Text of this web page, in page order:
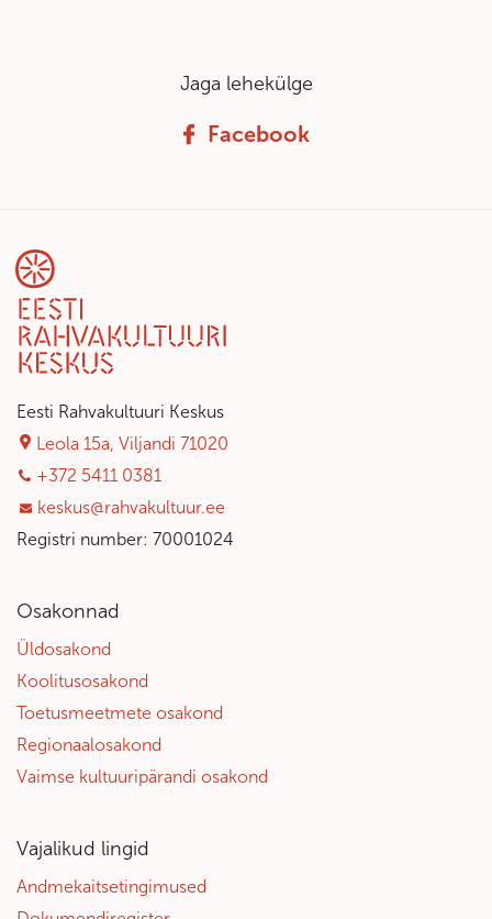
Jaga lehekülge
Facebook
Eesti Rahvakultuuri Keskus
Leola 15a, Viljandi 71020
+372 5411 0381
keskus@rahvakultuur.ee
Registri number: 70001024
Osakonnad
Üldosakond
Koolitusosakond
Toetusmeetmete osakond
Regionaalosakond
Vaimse kultuuripärandi osakond
Vajalikud lingid
Andmekaitsetingimused